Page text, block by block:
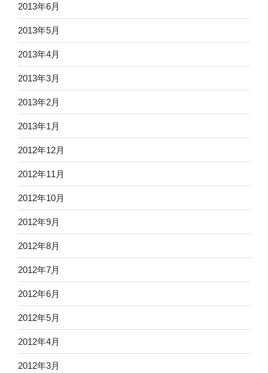
2013年6月
2013年5月
2013年4月
2013年3月
2013年2月
2013年1月
2012年12月
2012年11月
2012年10月
2012年9月
2012年8月
2012年7月
2012年6月
2012年5月
2012年4月
2012年3月